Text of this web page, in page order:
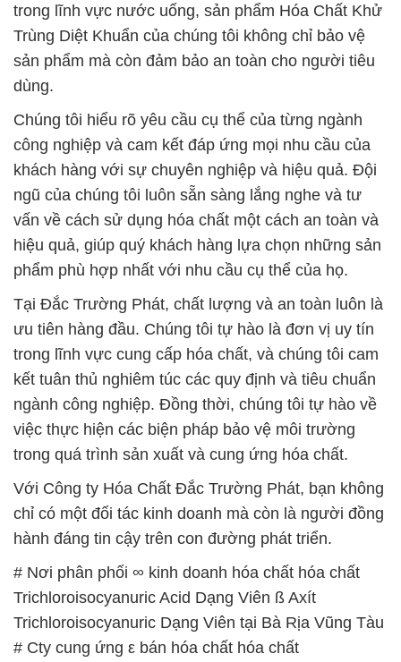
trong lĩnh vực nước uống, sản phẩm Hóa Chất Khử
Trùng Diệt Khuẩn của chúng tôi không chỉ bảo vệ
sản phẩm mà còn đảm bảo an toàn cho người tiêu
dùng.
Chúng tôi hiểu rõ yêu cầu cụ thể của từng ngành
công nghiệp và cam kết đáp ứng mọi nhu cầu của
khách hàng với sự chuyên nghiệp và hiệu quả. Đội
ngũ của chúng tôi luôn sẵn sàng lắng nghe và tư
vấn về cách sử dụng hóa chất một cách an toàn và
hiệu quả, giúp quý khách hàng lựa chọn những sản
phẩm phù hợp nhất với nhu cầu cụ thể của họ.
Tại Đắc Trường Phát, chất lượng và an toàn luôn là
ưu tiên hàng đầu. Chúng tôi tự hào là đơn vị uy tín
trong lĩnh vực cung cấp hóa chất, và chúng tôi cam
kết tuân thủ nghiêm túc các quy định và tiêu chuẩn
ngành công nghiệp. Đồng thời, chúng tôi tự hào về
việc thực hiện các biện pháp bảo vệ môi trường
trong quá trình sản xuất và cung ứng hóa chất.
Với Công ty Hóa Chất Đắc Trường Phát, bạn không
chỉ có một đối tác kinh doanh mà còn là người đồng
hành đáng tin cậy trên con đường phát triển.
# Nơi phân phối ∞ kinh doanh hóa chất hóa chất
Trichloroisocyanuric Acid Dạng Viên ß Axít
Trichloroisocyanuric Dạng Viên tại Bà Rịa Vũng Tàu
# Cty cung ứng ε bán hóa chất hóa chất